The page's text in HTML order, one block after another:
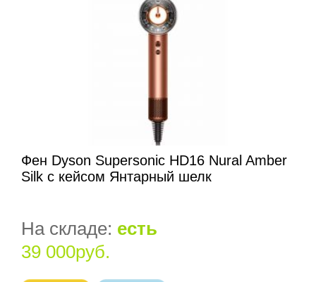
Фен Dyson Supersonic HD16 Nural Amber
Silk с кейсом Янтарный шелк
На складе: есть
39 000руб.